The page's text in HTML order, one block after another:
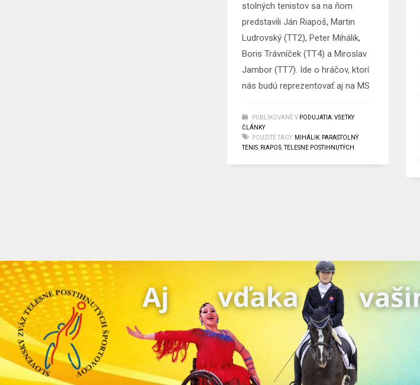
stolných tenistov sa na ňom
predstavili Ján Riapoš, Martin
Ludrovský (TT2), Peter Mihálik,
Boris Trávníček (TT4) a Miroslav
Jambor (TT7). Ide o hráčov, ktorí
nás budú reprezentovať aj na MS
PUBLIKOVANÉ V PODUJATIA,VŠETKY
ČLÁNKY
POUŽITÉ TAGY: MIHÁLIK, PARASTOLNÝ
TENIS, RIAPOŠ,TELESNE POSTIHNUTÝCH